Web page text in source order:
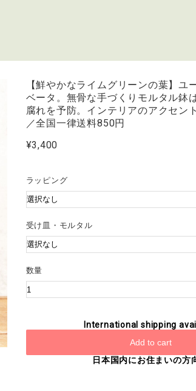
【鮮やかなライムグリーンの葉】ユ
ベータ。無骨な手づくりモルタル鉢
腐れを予防。インテリアのアクセン
／全国一律送料850円
¥3,400
ラッピング
受け皿・モルタル
数量
International shipping
Add to cart
日本国内にお住まいの方